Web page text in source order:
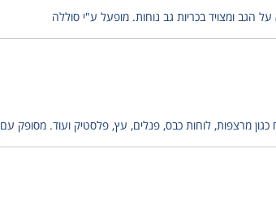
הגב ומצויד בכריות גב נוחות. מופעל ע"י סוללה
מרצפות, לוחות כבס, פנלים, עץ, פלסטיק ועוד. מסופק עם